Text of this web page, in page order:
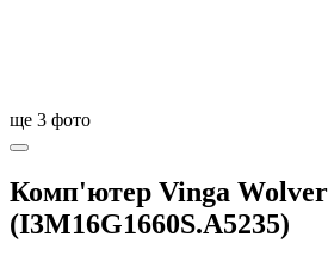
ще 3 фото
Комп'ютер Vinga
(I3M16G1660S.A5235)